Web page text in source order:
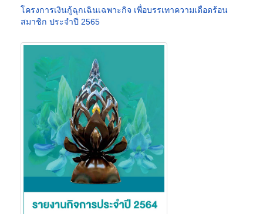
โครงการเงินกู้ฉุกเฉินเฉพาะกิจ เพื่อบรรเทาความเดือดร้อน
สมาชิก ประจำปี 2565